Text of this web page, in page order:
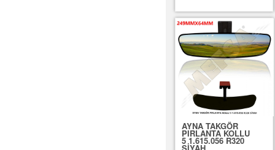
AYNA TAKGÖR
PIRLANTA KOLLU
5 1.615.056 R320